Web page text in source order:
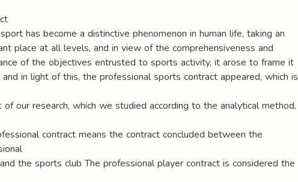
has become a distinctive phenomenon in human life, taking an
place at all levels, and in view of the comprehensiveness and
of the objectives entrusted to sports activity, it arose to frame it
in light of this, the professional sports contract appeared, which is
of our research, which we studied according to the analytical method,
contract means the contract concluded between the
the sports club The professional player contract is considered the